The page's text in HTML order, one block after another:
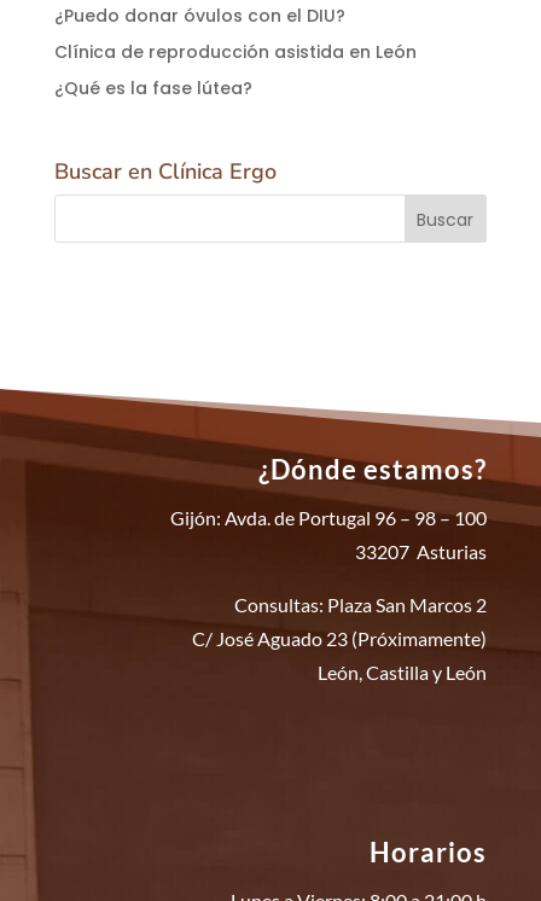
¿Puedo donar óvulos con el DIU?
Clínica de reproducción asistida en León
¿Qué es la fase lútea?
Buscar en Clínica Ergo
¿Dónde estamos?
Gijón: Avda. de Portugal 96 – 98 – 100
33207 Asturias
Consultas: Plaza San Marcos 2
C/ José Aguado 23 (Próximamente)
León, Castilla y León
Horarios